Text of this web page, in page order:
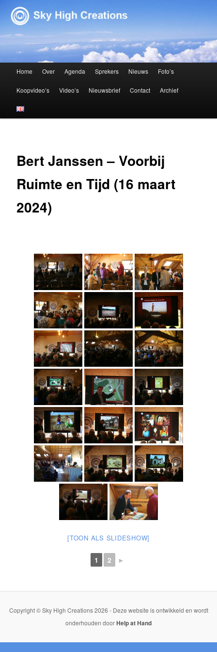
Sky High Creations
Spring naar de primaire inhoud
Spring naar de secundaire inhoud
Home Over Agenda Sprekers Nieuws Foto’s
Koopvideo’s Video’s Nieuwsbrief Contact Archief
Bert Janssen – Voorbij
Ruimte en Tijd (16 maart
2024)
[TOON ALS SLIDESHOW]
1 2 ►
Copyright © Sky High Creations 2026 - Deze website is ontwikkeld en wordt
onderhouden doorHelp at Hand